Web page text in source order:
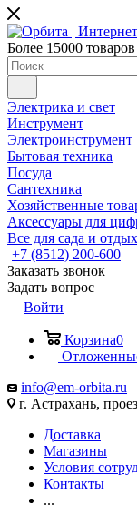
Более 15000
Электрика и свет
Инструмент
Электроинструмент
Бытовая техника
Посуда
Сантехника
Хозяйственные
Аксессуары для
Все для сада и
+7 (8512) 200-600
Заказать звонок
Задать вопрос
Войти
Корзина0
info@em-orbita.ru
г. Астрахань,
Доставка
Магазины
Условия
Контакты
...